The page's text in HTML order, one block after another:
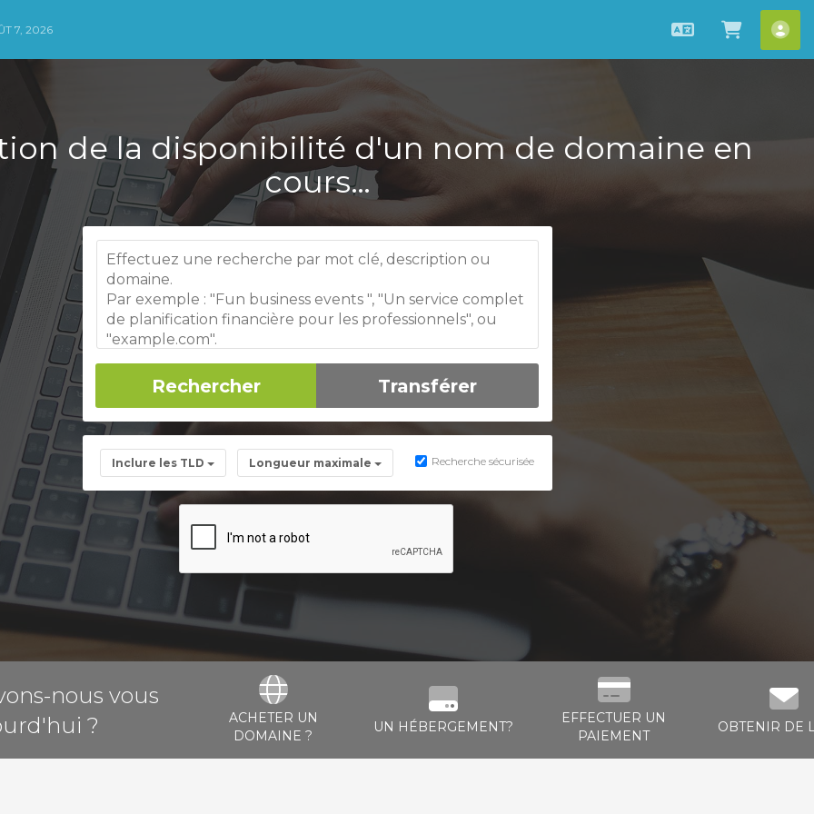
7, 2026
FrançaisAfficher
de la disponibilité d'un nom de domaine en
cours…
Inclure les TLD Longueur maximale Recherche sécurisée
nous vous
?
ACHETER UN
DOMAINE ?
UN HÉBERGEMENT?
EFFECTUER UN
PAIEMENT
OBTENIR DE